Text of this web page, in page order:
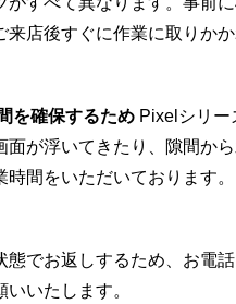
店後すぐに作業に取りかか
を確保するため Pixelシリー
が浮いてきたり、隙間か
間をいただいております。
態でお返しするため、お電
いたします。